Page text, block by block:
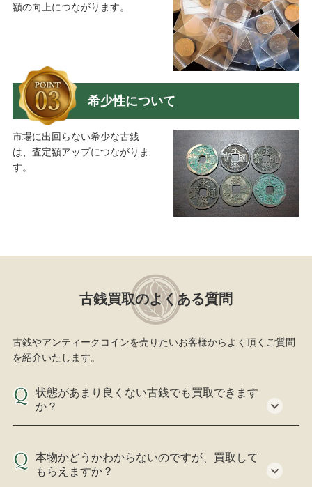
額の向上につながります。
希少性について
市場に出回らない希少な古銭
は、査定額アップにつながりま
す。
古銭買取のよくある質問
古銭やアンティークコインを売りたいお客様からよく頂くご質問
を紹介いたします。
状態があまり良くない古銭でも買取できます
か？
本物かどうかわからないのですが、買取して
もらえますか？